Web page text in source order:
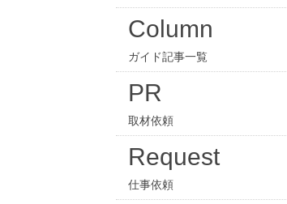
Column
ガイド記事一覧
PR
取材依頼
Request
仕事依頼